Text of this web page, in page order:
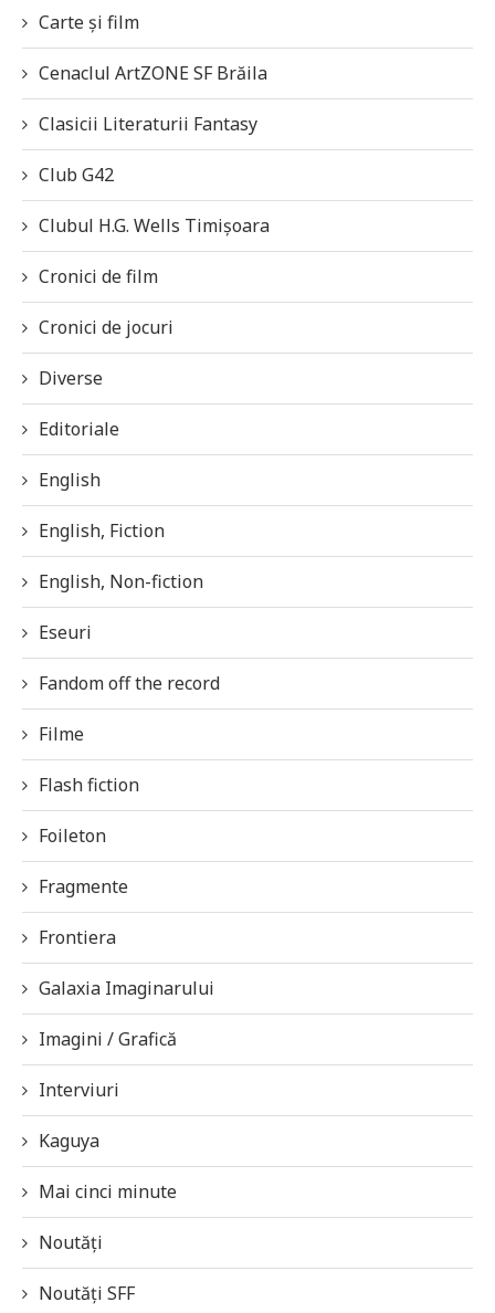
Carte și film
Cenaclul ArtZONE SF Brăila
Clasicii Literaturii Fantasy
Club G42
Clubul H.G. Wells Timișoara
Cronici de film
Cronici de jocuri
Diverse
Editoriale
English
English, Fiction
English, Non-fiction
Eseuri
Fandom off the record
Filme
Flash fiction
Foileton
Fragmente
Frontiera
Galaxia Imaginarului
Imagini / Grafică
Interviuri
Kaguya
Mai cinci minute
Noutăți
Noutăți SFF